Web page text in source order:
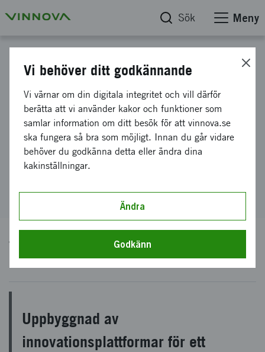
Sök Meny
Ett nytt recept för matsystemet
- uppbyggnadsfas
Ett nytt recept för matsystemet -
uppbyggnadsfas
Tidigare ansökningstillfällen
Uppbyggnad av
innovationsplattformar för ett
Vi behöver ditt godkännande
Vi värnar om din digitala integritet och vill därför
berätta att vi använder kakor och funktioner som
samlar information om ditt besök för att vinnova.se
ska fungera så bra som möjligt. Innan du går vidare
behöver du godkänna detta eller ändra dina
kakinställningar.
Ändra
Godkänn